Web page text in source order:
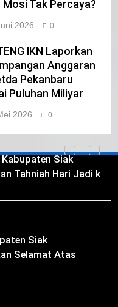
Mosi Tak Percaya?
2026 0
IKN Laporkan
Anggaran
Pekanbaru
Puluhan Miliyar
2026 0
DPRD PROVINSI
Anggota DPRD
Mengucapkan
Siak
Tahniah Hari Jadi ke-
Siak
Siak
Selamat Atas
Sumpah Jabatan